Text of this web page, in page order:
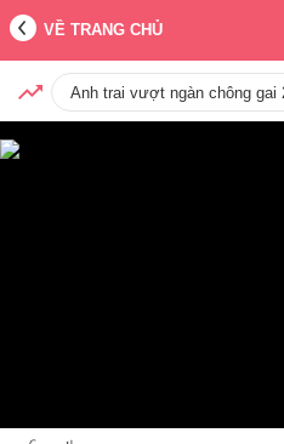
VỀ TRANG CHỦ
Anh trai vượt ngàn chông gai